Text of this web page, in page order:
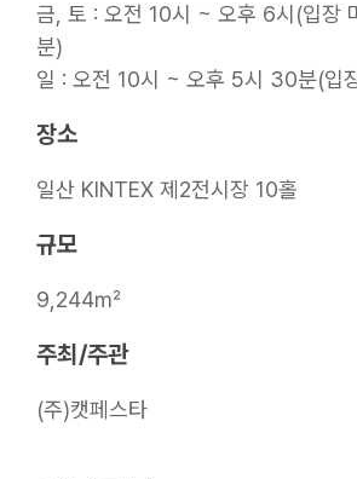
금, 토 : 오전 10시 ~ 오후 6시(입장
분)
일 : 오전 10시 ~ 오후 5시 30분(입
장소
일산 KINTEX 제2전시장 10홀
규모
9,244㎡
주최/주관
(주)캣페스타